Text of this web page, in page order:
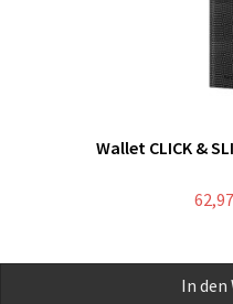
Wallet CLICK &
In den